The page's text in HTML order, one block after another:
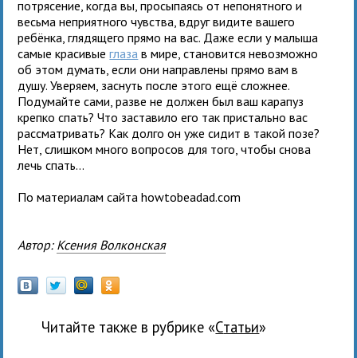
потрясение, когда вы, просыпаясь от непонятного и
весьма неприятного чувства, вдруг видите вашего
ребёнка, глядящего прямо на вас. Даже если у малыша
самые красивыеглаза в мире, становится невозможно
об этом думать, если они направлены прямо вам в
душу. Уверяем, заснуть после этого ещё сложнее.
Подумайте сами, разве не должен был ваш карапуз
крепко спать? Что заставило его так пристально вас
рассматривать? Как долго он уже сидит в такой позе?
Нет, слишком много вопросов для того, чтобы снова
лечь спать…
По материалам сайта howtobeadad.com
Автор: Ксения Волконская
Читайте также в рубрике « Статьи»